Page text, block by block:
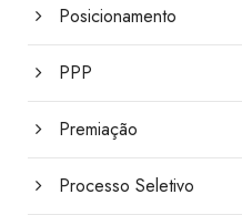
Posicionamento
PPP
Premiação
Processo Seletivo